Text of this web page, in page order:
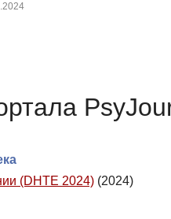
(DHTE 2024) (2024)